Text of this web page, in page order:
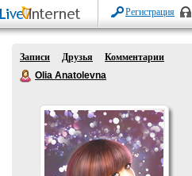
Регистрация
Записи Друзья
Комментарии
Olia Anatolevna